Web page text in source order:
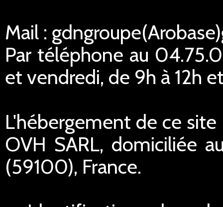
Mail :
Par téléphone au
et vendredi, de 9h à 12h
L'hébergement de ce
OVH SARL, domiciliée
(59100), France.